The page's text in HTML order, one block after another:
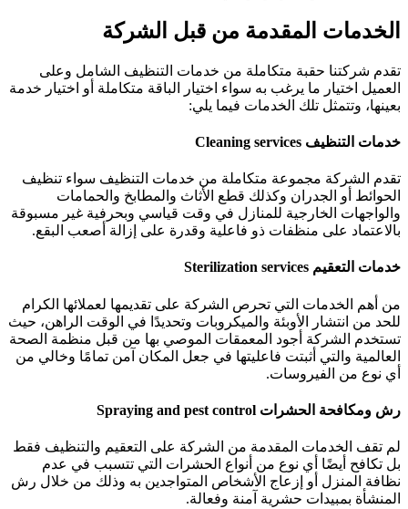
الخدمات المقدمة من قبل الشركة
تقدم شركتنا حقبة متكاملة من خدمات التنظيف الشامل وعلى
العميل اختيار ما يرغب به سواء اختيار الباقة متكاملة أو اختيار خدمة
بعينها، وتتمثل تلك الخدمات فيما يلي:
خدمات التنظيف Cleaning services
تقدم الشركة مجموعة متكاملة من خدمات التنظيف سواء تنظيف
الحوائط أو الجدران وكذلك قطع الأثاث والمطابخ والحمامات
والواجهات الخارجية للمنازل في وقت قياسي وبحرفية غير مسبوقة
بالاعتماد على منظفات ذو فاعلية وقدرة على إزالة أصعب البقع.
خدمات التعقيم Sterilization services
من أهم الخدمات التي تحرص الشركة على تقديمها لعملائها الكرام
للحد من انتشار الأوبئة والميكروبات وتحديدًا في الوقت الراهن، حيث
تستخدم الشركة أجود المعمقات الموصي بها من قبل منظمة الصحة
العالمية والتي أثبتت فاعليتها في جعل المكان آمن تمامًا وخالي من
أي نوع من الفيروسات.
رش ومكافحة الحشرات Spraying and pest control
لم تقف الخدمات المقدمة من الشركة على التعقيم والتنظيف فقط
بل تكافح أيضًا أي نوع من أنواع الحشرات التي تتسبب في عدم
نظافة المنزل أو إزعاج الأشخاص المتواجدين به وذلك من خلال رش
المنشأة بمبيدات حشرية آمنة وفعالة.